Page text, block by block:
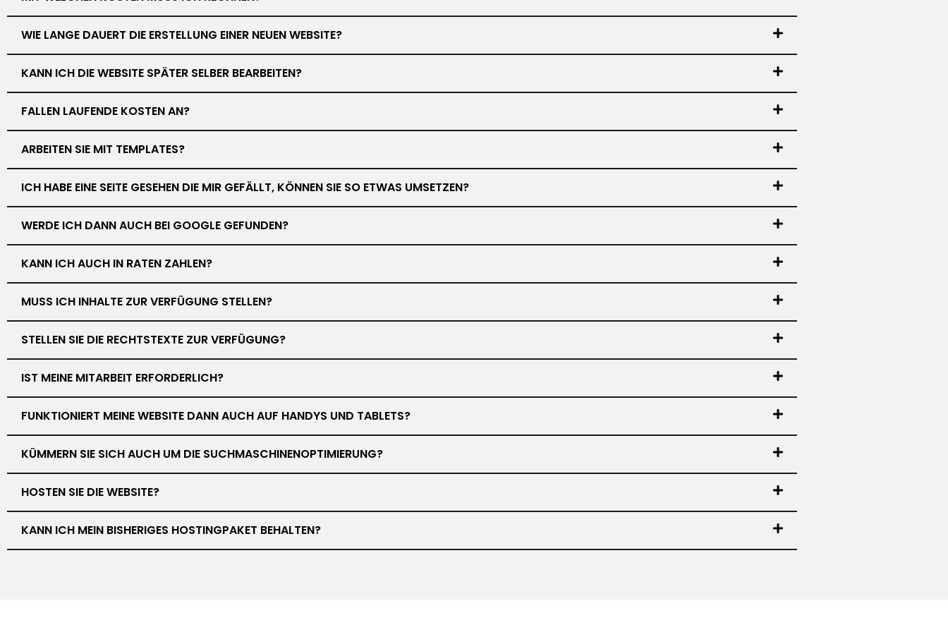
WIE LANGE DAUERT DIE ERSTELLUNG EINER NEUEN WEBSITE?
KANN ICH DIE WEBSITE SPÄTER SELBER BEARBEITEN?
FALLEN LAUFENDE KOSTEN AN?
ARBEITEN SIE MIT TEMPLATES?
ICH HABE EINE SEITE GESEHEN DIE MIR GEFÄLLT, KÖNNEN SIE SO ETWAS UMSETZEN?
WERDE ICH DANN AUCH BEI GOOGLE GEFUNDEN?
KANN ICH AUCH IN RATEN ZAHLEN?
MUSS ICH INHALTE ZUR VERFÜGUNG STELLEN?
STELLEN SIE DIE RECHTSTEXTE ZUR VERFÜGUNG?
IST MEINE MITARBEIT ERFORDERLICH?
FUNKTIONIERT MEINE WEBSITE DANN AUCH AUF HANDYS UND TABLETS?
KÜMMERN SIE SICH AUCH UM DIE SUCHMASCHINENOPTIMIERUNG?
HOSTEN SIE DIE WEBSITE?
KANN ICH MEIN BISHERIGES HOSTINGPAKET BEHALTEN?